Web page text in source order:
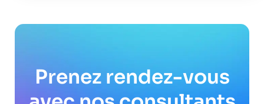
Prenez rendez-vous